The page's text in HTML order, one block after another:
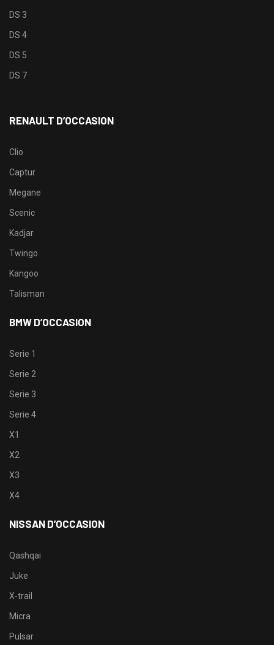
DS 3
DS 4
DS 5
DS 7
RENAULT D’OCCASION
Clio
Captur
Megane
Scenic
Kadjar
Twingo
Kangoo
Talisman
BMW D’OCCASION
Serie 1
Serie 2
Serie 3
Serie 4
X1
X2
X3
X4
NISSAN D’OCCASION
Qashqai
Juke
X-trail
Micra
Pulsar